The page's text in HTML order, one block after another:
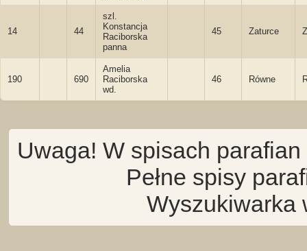
14 44
szl.
Konstancja
Raciborska
panna
45 Zaturce
190 690
Amelia
Raciborska
wd.
46 Równe
Uwaga! W spisach
Pełne spisy
Wyszukiwarka